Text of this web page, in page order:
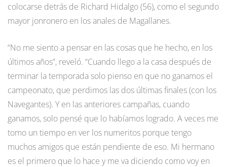
colocarse detrás de Richard Hidalgo (56), como el segundo
mayor jonronero en los anales de Magallanes.
“No me siento a pensar en las cosas que he hecho, en los
últimos años”, reveló. “Cuando llego a la casa después de
terminar la temporada solo pienso en que no ganamos el
campeonato, que perdimos las dos últimas finales (con los
Navegantes). Y en las anteriores campañas, cuando
ganamos, solo pensé que lo habíamos logrado. A veces me
tomo un tiempo en ver los numeritos porque tengo
muchos amigos que están pendiente de eso. Mi hermano
es el primero que lo hace y me va diciendo como voy en